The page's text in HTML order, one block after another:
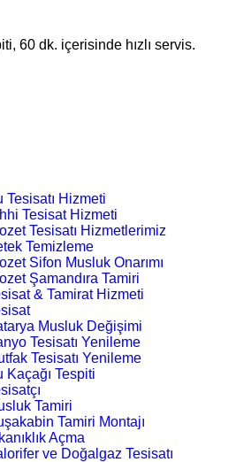
60 dk. içerisinde hızlı servis.
Tesisatı Hizmeti
Tesisat Hizmeti
Tesisatı Hizmetlerimiz
Temizleme
Sifon Musluk Onarımı
Şamandıra Tamiri
& Tamirat Hizmeti
Musluk Değişimi
Tesisatı Yenileme
Tesisatı Yenileme
Kaçağı Tespiti
Tamiri
Tamiri Montajı
Açma
ve Doğalgaz Tesisatı